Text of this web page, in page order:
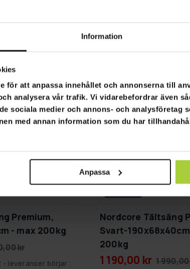
Information
för att anpassa innehållet och annonserna till
analysera vår trafik. Vi vidarebefordrar även
sociala medier och annons- och analysföretag
med annan information som du har
Anpassa
Premium,
- max 200kg
kr
leveranser börjar
Nordcore Tältsäng
Svart-
200kg
1 190,00 kr 1